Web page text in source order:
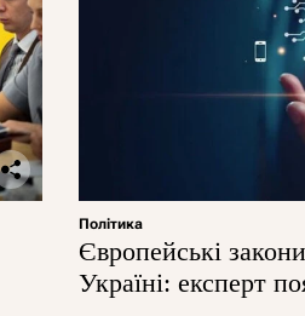
Політика
Європейські
Україні: експерт